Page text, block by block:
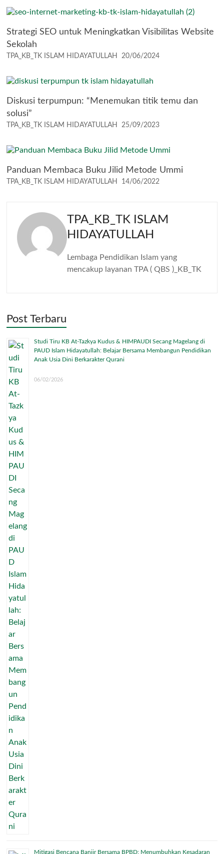
Strategi SEO untuk Meningkatkan Visibilitas Website
Sekolah
TPA_KB_TK ISLAM HIDAYATULLAH 20/06/2024
Diskusi terpumpun: “Menemukan titik temu dan
solusi”
TPA_KB_TK ISLAM HIDAYATULLAH 25/09/2023
Panduan Membaca Buku Jilid Metode Ummi
TPA_KB_TK ISLAM HIDAYATULLAH 14/06/2022
TPA_KB_TK ISLAM
HIDAYATULLAH
Lembaga Pendidikan Islam yang
mencakup layanan TPA ( QBS )_KB_TK
Post Terbaru
Studi Tiru KB At-Tazkya Kudus & HIMPAUDI Secang Magelang di
PAUD Islam Hidayatullah: Belajar Bersama Membangun Pendidikan
Anak Usia Dini Berkarakter Qurani
06/02/2026
Mitigasi Bencana Banjir Bersama BPBD: Menumbuhkan Kesadaran